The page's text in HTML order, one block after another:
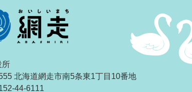
所
北海道網走市南5条東1丁目10番地
44-6111